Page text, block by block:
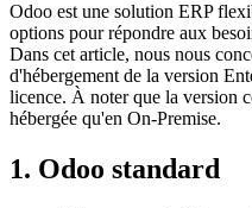
Odoo est une solution ERP
options pour répondre aux
Dans cet article, nous nous
d'hébergement de la version
licence. À noter que la version
hébergée qu'en On-Premise.
1. Odoo standard